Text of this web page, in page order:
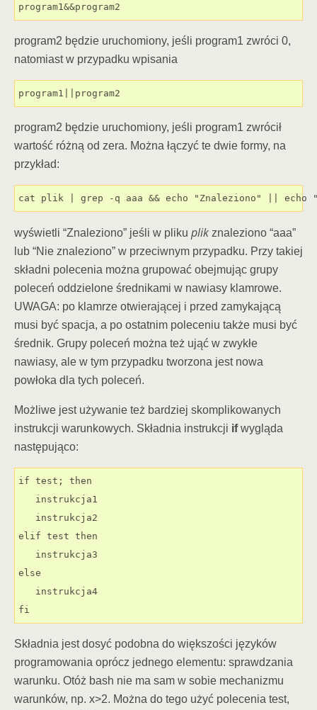
program1&&program2
program2 będzie uruchomiony, jeśli program1 zwróci 0,
natomiast w przypadku wpisania
program1||program2
program2 będzie uruchomiony, jeśli program1 zwrócił
wartość różną od zera. Można łączyć te dwie formy, na
przykład:
cat plik | grep -q aaa && echo "Znaleziono" || echo
wyświetli “Znaleziono” jeśli w pliku plik znaleziono “aaa”
lub “Nie znaleziono” w przeciwnym przypadku. Przy takiej
składni polecenia można grupować obejmując grupy
poleceń oddzielone średnikami w nawiasy klamrowe.
UWAGA: po klamrze otwierającej i przed zamykającą
musi być spacja, a po ostatnim poleceniu także musi być
średnik. Grupy poleceń można też ująć w zwykłe
nawiasy, ale w tym przypadku tworzona jest nowa
powłoka dla tych poleceń.
Możliwe jest używanie też bardziej skomplikowanych
instrukcji warunkowych. Składnia instrukcji ifwygląda
następująco:
if test; then
   instrukcja1
   instrukcja2
elif test then
   instrukcja3
else
   instrukcja4
fi
Składnia jest dosyć podobna do większości języków
programowania oprócz jednego elementu: sprawdzania
warunku. Otóż bash nie ma sam w sobie mechanizmu
warunków, np. x>2. Można do tego użyć polecenia test,